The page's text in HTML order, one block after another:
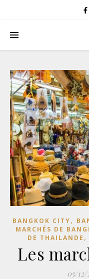
BANGKOK CITY,
MARCHÉS DE
DE THAILANDE ,
Les
05/12/